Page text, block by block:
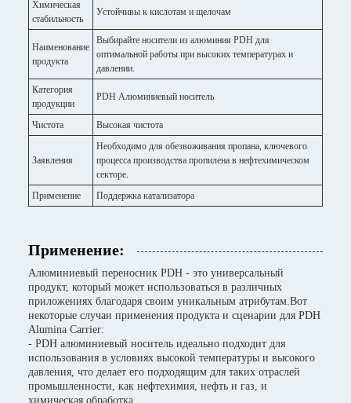
Химическая
стабильность
Устойчивы к кислотам и щелочам
Наименование
продукта
Выбирайте носители из алюминия PDH для
оптимальной работы при высоких температурах и
давлении.
Категория
продукции
PDH Алюминиевый носитель
Чистота Высокая чистота
Заявления
Необходимо для обезвоживания пропана, ключевого
процесса производства пропилена в нефтехимическом
секторе.
Применение
Поддержка катализатора
Применение:
Алюминиевый переносник PDH - это универсальный
продукт, который может использоваться в различных
приложениях благодаря своим уникальным атрибутам.Вот
некоторые случаи применения продукта и сценарии для PDH
Alumina Carrier:
- PDH алюминиевый носитель идеально подходит для
использования в условиях высокой температуры и высокого
давления, что делает его подходящим для таких отраслей
промышленности, как нефтехимия, нефть и газ, и
химическая обработка.